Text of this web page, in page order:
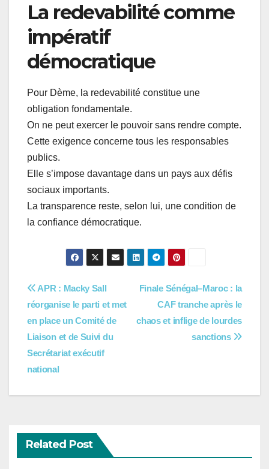
La redevabilité comme
impératif
démocratique
Pour Dème, la redevabilité constitue une
obligation fondamentale.
On ne peut exercer le pouvoir sans rendre compte.
Cette exigence concerne tous les responsables
publics.
Elle s’impose davantage dans un pays aux défis
sociaux importants.
La transparence reste, selon lui, une condition de
la confiance démocratique.
Navigation
de
l’article
Finale Sénégal–Maroc : la
CAF tranche après le
chaos et inflige de lourdes
sanctions
APR : Macky Sall
réorganise le parti et met
en place un Comité de
Liaison et de Suivi du
Secrétariat exécutif
national
Related Post